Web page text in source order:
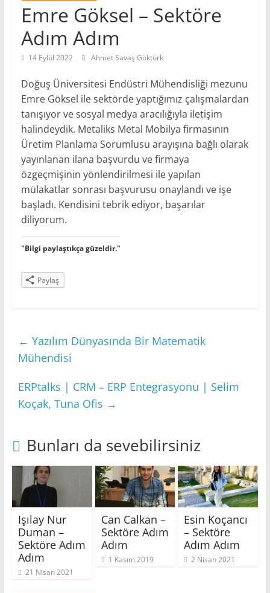
Emre Göksel – Sektöre
Adım Adım
14 Eylül 2022 Ahmet Savaş Göktürk
Doğuş Üniversitesi Endüstri Mühendisliği mezunu
Emre Göksel ile sektörde yaptığımız çalışmalardan
tanışıyor ve sosyal medya aracılığıyla iletişim
halindeydik. Metaliks Metal Mobilya firmasının
Üretim Planlama Sorumlusu arayışına bağlı olarak
yayınlanan ilana başvurdu ve firmaya
özgeçmişinin yönlendirilmesi ile yapılan
mülakatlar sonrası başvurusu onaylandı ve işe
başladı. Kendisini tebrik ediyor, başarılar
diliyorum.
"Bilgi paylaştıkça güzeldir."
Paylaş
← Yazılım Dünyasında Bir Matematik
Mühendisi
ERPtalks | CRM – ERP Entegrasyonu | Selim
Koçak, Tuna Ofis →
Bunları da sevebilirsiniz
Işılay Nur
Duman –
Sektöre Adım
Adım
21 Nisan 2021
Can Calkan –
Sektöre Adım
Adım
1 Kasım 2019
Esin Koçancı
– Sektöre
Adım Adım
2 Nisan 2021